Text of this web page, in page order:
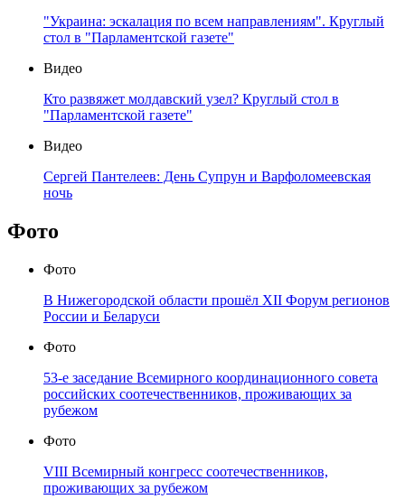
"Украина: эскалация по всем направлениям". Круглый
стол в "Парламентской газете"
Видео
Кто развяжет молдавский узел? Круглый стол в
"Парламентской газете"
Видео
Сергей Пантелеев: День Супрун и Варфоломеевская
ночь
Фото
Фото
В Нижегородской области прошёл XII Форум регионов
России и Беларуси
Фото
53-е заседание Всемирного координационного совета
российских соотечественников, проживающих за
рубежом
Фото
VIII Всемирный конгресс соотечественников,
проживающих за рубежом